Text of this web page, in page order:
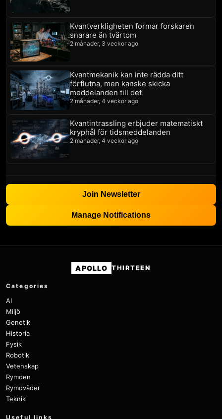
Kvantverkligheten formar forskaren
snarare än tvärtom
2 månader, 3 veckor ago
Kvantmekanik kan inte rädda ditt
förflutna, men kanske skicka
meddelanden till det
2 månader, 4 veckor ago
Kvantintrassling erbjuder matematiskt
kryphål för tidsmeddelanden
2 månader, 4 veckor ago
Join Newsletter
Manage Notifications
APOLLO THIRTEEN
Categories
AI
Miljö
Genetik
Historia
Fysik
Robotik
Vetenskap
Rymden
Rymdväder
Teknik
Useful links